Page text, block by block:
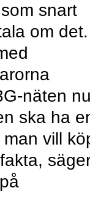
snart
om det.
näten
ska ha
vill